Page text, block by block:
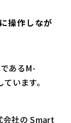
操作しなが
あるM-
います。
会社の Smart